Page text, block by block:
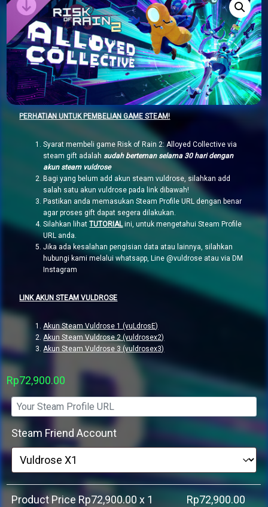
PERHATIAN UNTUK PEMBELIAN GAME STEAM!
Syarat membeli game Risk of Rain 2: Alloyed Collective via
steam gift adalah sudah berteman selama 30 hari dengan
akun steam vuldrose
Bagi yang belum add akun steam vuldrose, silahkan add
salah satu akun vuldrose pada link dibawah!
Pastikan anda memasukan Steam Profile URL dengan benar
agar proses gift dapat segera dilakukan.
Silahkan lihatTUTORIALini, untuk mengetahui Steam Profile
URL anda.
Jika ada kesalahan pengisian data atau lainnya, silahkan
hubungi kami melalui whatsapp, Line @vuldrose atau via DM
Instagram
LINK AKUN STEAM VULDROSE
Akun Steam Vuldrose 1 (vuLdrosE)
Akun Steam Vuldrose 2 (vuldrosex2)
Akun Steam Vuldrose 3 (vuldrosex3)
Rp72,900.00
Steam Friend Account
Product Price Rp72,900.00 x 1 Rp72,900.00